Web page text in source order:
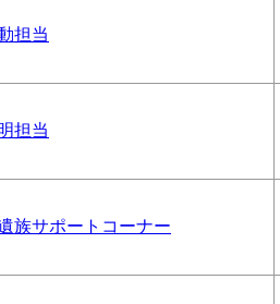
担当
担当
族サポートコーナー